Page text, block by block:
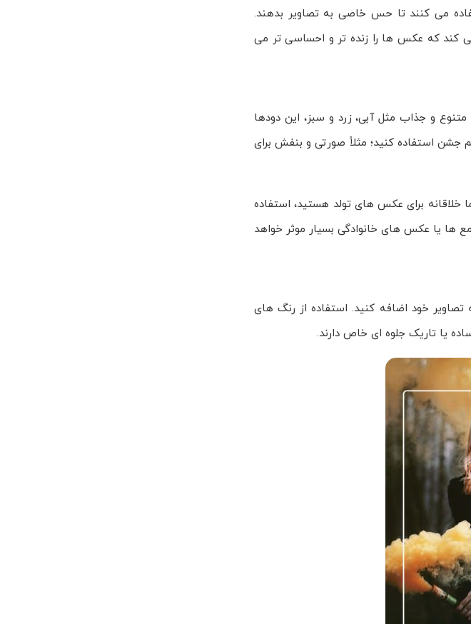
می کنند تا حس خاصی به تصاویر بدهند.
کند که عکس ها را زنده تر و احساسی تر می
و جذاب مثل آبی، زرد و سبز، این دودها
استفاده کنید؛ مثلاً صورتی و بنفش برای
خلاقانه برای عکس های تولد هستید، استفاده
ها یا عکس های خانوادگی بسیار موثر خواهد
خود اضافه کنید. استفاده از رنگ های
یا تاریک جلوه ای خاص دارند.